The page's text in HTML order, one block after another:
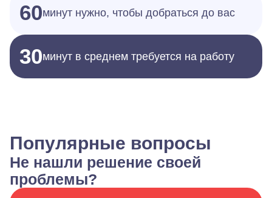
60минут нужно, чтобы добраться до вас
30минут в среднем требуется на работу
Популярные вопросы
Не нашли решение своей
проблемы?